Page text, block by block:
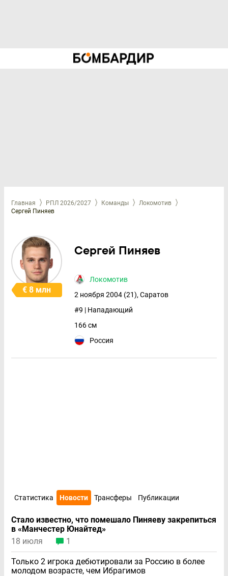
Главная РПЛ 2026/2027 Команды
Локомотив
Сергей Пиняев
€ 8 млн
Сергей Пиняев
Локомотив
2 ноября 2004 (21), Саратов
#9 | Нападающий
166 см
Россия
Статистика Новости Трансферы Публикации
Стало известно, что помешало Пиняеву закрепиться
в «Манчестер Юнайтед»
18 июля
1
Только 2 игрока дебютировали за Россию в более
молодом возрасте, чем Ибрагимов